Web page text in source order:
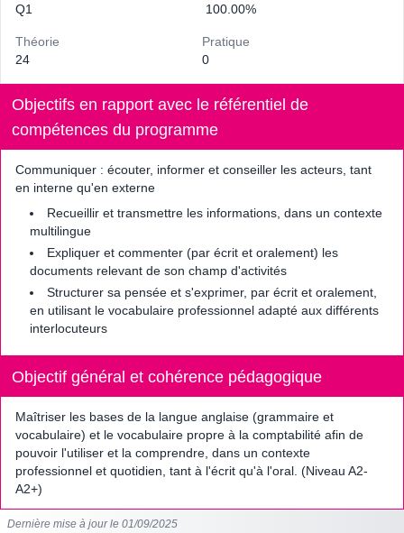
Q1
100.00%
Théorie
24
Pratique
0
Objectifs en rapport avec le référentiel de
compétences du programme
Communiquer : écouter, informer et conseiller les acteurs, tant
en interne qu'en externe
Recueillir et transmettre les informations, dans un contexte
multilingue
Expliquer et commenter (par écrit et oralement) les
documents relevant de son champ d'activités
Structurer sa pensée et s'exprimer, par écrit et oralement,
en utilisant le vocabulaire professionnel adapté aux différents
interlocuteurs
Objectif général et cohérence pédagogique
Maîtriser les bases de la langue anglaise (grammaire et
vocabulaire) et le vocabulaire propre à la comptabilité afin de
pouvoir l'utiliser et la comprendre, dans un contexte
professionnel et quotidien, tant à l'écrit qu'à l'oral. (Niveau A2-
A2+)
Dernière mise à jour le 01/09/2025